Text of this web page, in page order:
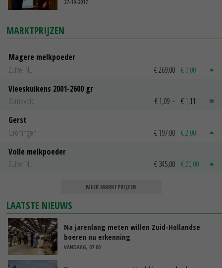
27-10-2017
MARKTPRIJZEN
Magere melkpoeder
Zuivel NL
€ 269,00 € 7,00
Vleeskuikens 2001-2600 gr
Barneveld
€ 1,09 ~ € 1,11
Gerst
Groningen
€ 197,00 € 2,00
Volle melkpoeder
Zuivel NL
€ 345,00 € 20,00
MEER MARKTPRIJZEN
LAATSTE NIEUWS
Na jarenlang meten willen Zuid-Hollandse
boeren nu erkenning
VANDAAG, 07:00